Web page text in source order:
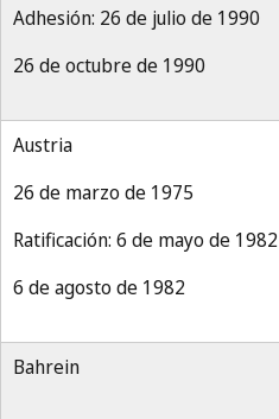
Adhesión: 26 de julio de 1990
26 de octubre de 1990
Austria
26 de marzo de 1975
Ratificación: 6 de mayo de 1982
6 de agosto de 1982
Bahrein